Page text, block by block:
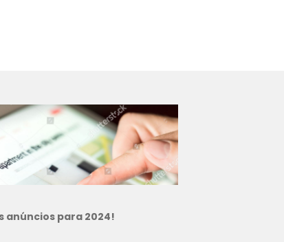
anúncios para 2024!